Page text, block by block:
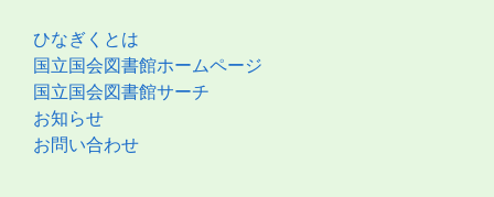
ひなぎくとは
国立国会図書館ホームページ
国立国会図書館サーチ
お知らせ
お問い合わせ